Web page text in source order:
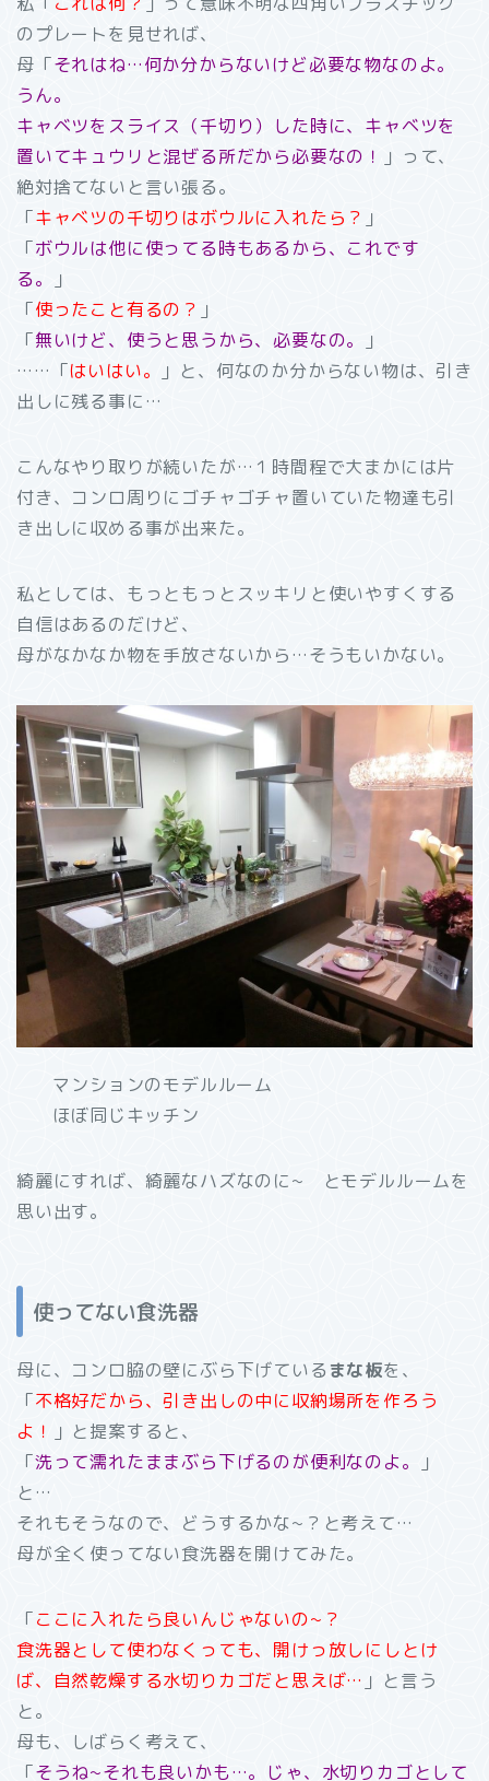
のプレートを見せれば、
母「それはね…何か分からないけど必要な物なのよ。
うん。
キャベツをスライス（千切り）した時に、キャベツを
置いてキュウリと混ぜる所だから必要なの！
」って、
絶対捨てないと言い張る。
「キャベツの千切りはボウルに入れたら？ 」
「ボウルは他に使ってる時もあるから、これです
る。
」
「使ったこと有るの？ 」
「無いけど、使うと思うから、必要なの。
」
……「はいはい。
」と、何なのか分からない物は、引き
出しに残る事に…
こんなやり取りが続いたが…１時間程で大まかには片
付き、コンロ周りにゴチャゴチャ置いていた物達も引
き出しに収める事が出来た。
私としては、もっともっとスッキリと使いやすくする
自信はあるのだけど、
母がなかなか物を手放さないから…そうもいかない。
マンションのモデルルーム
ほぼ同じキッチン
綺麗にすれば、綺麗なハズなのに~ とモデルルームを
思い出す。
使ってない食洗器
母に、コンロ脇の壁にぶら下げている まな板を、
「不格好だから、引き出しの中に収納場所を作ろう
よ！
」と提案すると、
「洗って濡れたままぶら下げるのが便利なのよ。
」
と…
それもそうなので、どうするかな~？と考えて…
母が全く使ってない食洗器を開けてみた。
「ここに入れたら良いんじゃないの~？
食洗器として使わなくっても、開けっ放しにしとけ
ば、自然乾燥する水切りカゴだと思えば… 」と言う
と。
母も、しばらく考えて、
「そうね~それも良いかも…。じゃ、水切りカゴとして